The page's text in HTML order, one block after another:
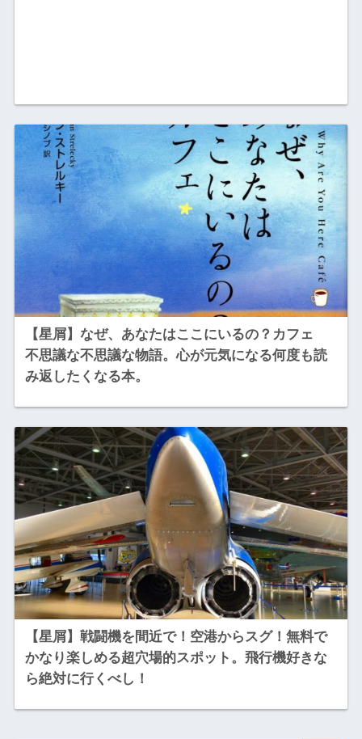
【星屑】なぜ、あなたはここにいるの？カフェ
不思議な不思議な物語。心が元気になる何度も読
み返したくなる本。
【星屑】戦闘機を間近で！空港からスグ！無料で
かなり楽しめる超穴場的スポット。飛行機好きな
ら絶対に行くべし！